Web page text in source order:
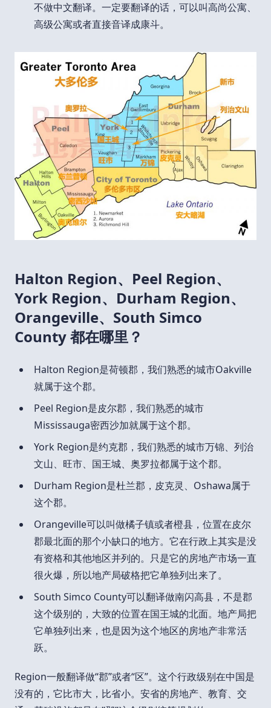
不做中文翻译。一定要翻译的话，可以叫高尚公寓、
高级公寓或者直接音译成康斗。
Halton Region、Peel Region、
York Region、Durham Region、
Orangeville、South Simco
County 都在哪里？
Halton Region是荷顿郡，我们熟悉的城市Oakville
就属于这个郡。
Peel Region是皮尔郡，我们熟悉的城市
Mississauga密西沙加就属于这个郡。
York Region是约克郡，我们熟悉的城市万锦、列治
文山、旺市、国王城、奥罗拉都属于这个郡。
Durham Region是杜兰郡，皮克灵、Oshawa属于
这个郡。
Orangeville可以叫做橘子镇或者橙县，位置在皮尔
郡最北面的那个小缺口的地方。它在行政上其实是没
有资格和其他地区并列的。只是它的房地产市场一直
很火爆，所以地产局破格把它单独列出来了。
South Simco County可以翻译做南闪高县，不是郡
这个级别的，大致的位置在国王城的北面。地产局把
它单独列出来，也是因为这个地区的房地产非常活
跃。
Region一般翻译做“郡”或者“区”。这个行政级别在中国是
没有的，它比市大，比省小。安省的房地产、教育、交